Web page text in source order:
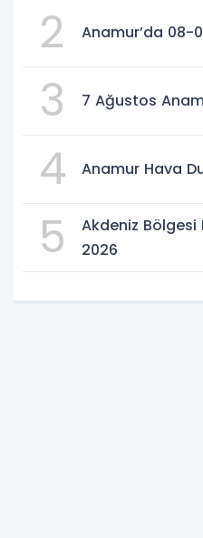
2 Anamur’da 08-
3 7 Ağustos
4 Anamur Hava
5
Akdeniz
2026